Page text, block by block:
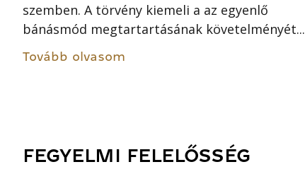
szemben. A törvény kiemeli a az egyenlő
bánásmód megtartartásának követelményét...
Tovább olvasom
FEGYELMI FELELŐSSÉG